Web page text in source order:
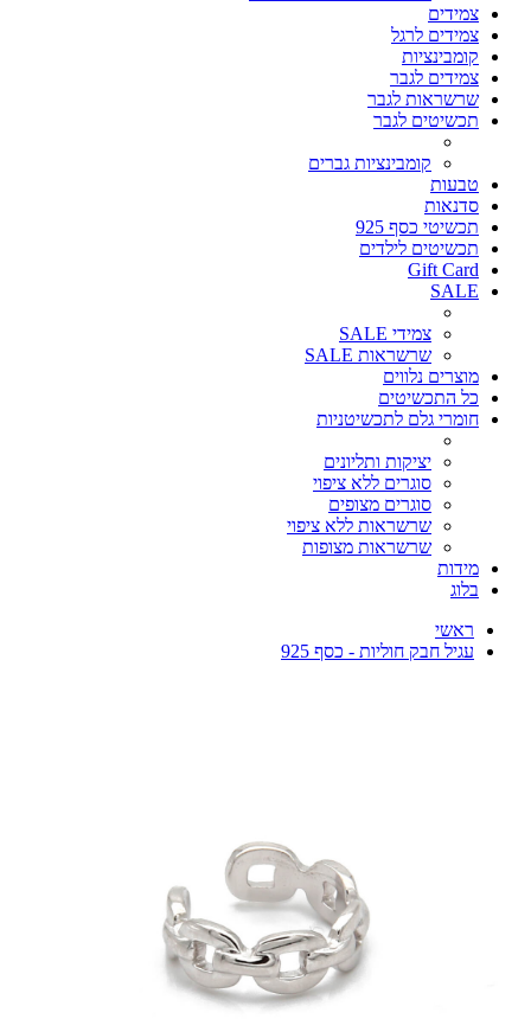
צמידים
צמידים לרגל
קומבינציות
צמידים לגבר
שרשראות לגבר
תכשיטים לגבר
קומבינציות גברים
טבעות
סדנאות
תכשיטי כסף 925
תכשיטים לילדים
Gift Card
SALE
צמידי SALE
שרשראות SALE
מוצרים נלווים
כל התכשיטים
חומרי גלם לתכשיטניות
יציקות ותליונים
סוגרים ללא ציפוי
סוגרים מצופים
שרשראות ללא ציפוי
שרשראות מצופות
מידות
בלוג
ראשי
עגיל חבק חוליות - כסף 925